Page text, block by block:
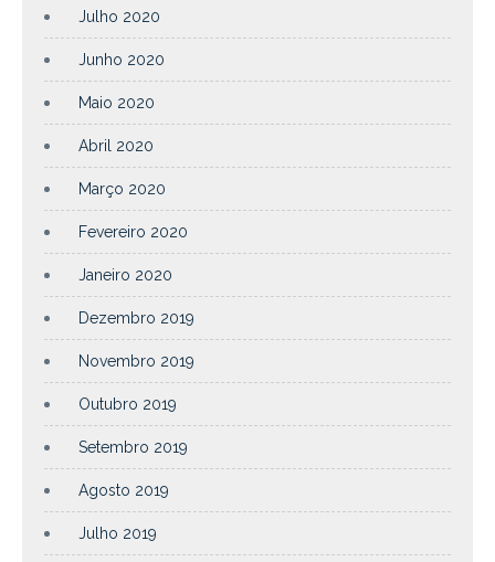
Julho 2020
Junho 2020
Maio 2020
Abril 2020
Março 2020
Fevereiro 2020
Janeiro 2020
Dezembro 2019
Novembro 2019
Outubro 2019
Setembro 2019
Agosto 2019
Julho 2019